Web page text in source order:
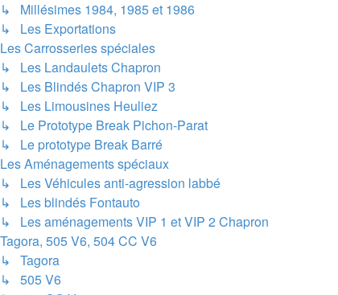
↳ Millésimes 1984, 1985 et 1986
↳ Les Exportations
Les Carrosseries spéciales
↳ Les Landaulets Chapron
↳ Les Blindés Chapron VIP 3
↳ Les Limousines Heuliez
↳ Le Prototype Break Pichon-Parat
↳ Le prototype Break Barré
Les Aménagements spéciaux
↳ Les Véhicules anti-agression labbé
↳ Les blindés Fontauto
↳ Les aménagements VIP 1 et VIP 2 Chapron
Tagora, 505 V6, 504 CC V6
↳ Tagora
↳ 505 V6